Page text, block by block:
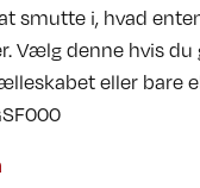
smutte i, hvad
Vælg denne hvis du
eller bare